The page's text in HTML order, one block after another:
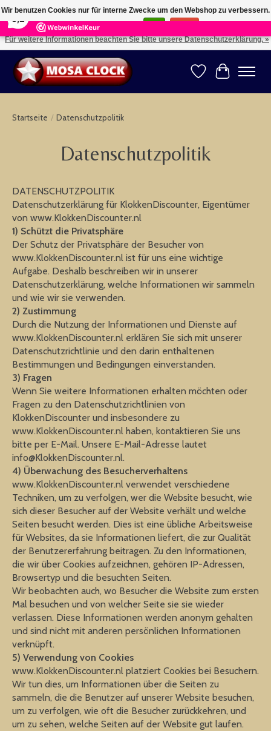
164 Reviews ×
Kies uw taal: NL -- Wählen Sie ihre Sprache: DE -- Choose your language: EN ⇓ ⇒
Wunschzettel
Ihr
Startseite / Datenschutzpolitik
Datenschutzpolitik
DATENSCHUTZPOLITIK
Datenschutzerklärung für KlokkenDiscounter, Eigentümer
von www.KlokkenDiscounter.nl
1) Schützt die Privatsphäre
Der Schutz der Privatsphäre der Besucher von
www.KlokkenDiscounter.nl ist für uns eine wichtige
Aufgabe. Deshalb beschreiben wir in unserer
Datenschutzerklärung, welche Informationen wir sammeln
und wie wir sie verwenden.
2) Zustimmung
Durch die Nutzung der Informationen und Dienste auf
www.KlokkenDiscounter.nl erklären Sie sich mit unserer
Datenschutzrichtlinie und den darin enthaltenen
Bestimmungen und Bedingungen einverstanden.
3) Fragen
Wenn Sie weitere Informationen erhalten möchten oder
Fragen zu den Datenschutzrichtlinien von
KlokkenDiscounter und insbesondere zu
www.KlokkenDiscounter.nl haben, kontaktieren Sie uns
bitte per E-Mail. Unsere E-Mail-Adresse lautet
info@KlokkenDiscounter.nl.
4) Überwachung des Besucherverhaltens
www.KlokkenDiscounter.nl verwendet verschiedene
Techniken, um zu verfolgen, wer die Website besucht, wie
sich dieser Besucher auf der Website verhält und welche
Seiten besucht werden. Dies ist eine übliche Arbeitsweise
für Websites, da sie Informationen liefert, die zur Qualität
der Benutzererfahrung beitragen. Zu den Informationen,
die wir über Cookies aufzeichnen, gehören IP-Adressen,
Browsertyp und die besuchten Seiten.
Wir beobachten auch, wo Besucher die Website zum ersten
Mal besuchen und von welcher Seite sie sie wieder
verlassen. Diese Informationen werden anonym gehalten
und sind nicht mit anderen persönlichen Informationen
verknüpft.
5) Verwendung von Cookies
www.KlokkenDiscounter.nl platziert Cookies bei Besuchern.
Wir tun dies, um Informationen über die Seiten zu
sammeln, die die Benutzer auf unserer Website besuchen,
um zu verfolgen, wie oft die Besucher zurückkehren, und
um zu sehen, welche Seiten auf der Website gut laufen.
Wir benutzen Cookies nur für interne Zwecke um den Webshop zu verbessern.
Ist das in Ordnung?
Für weitere Informationen beachten Sie bitte unsere Datenschutzerklärung. »